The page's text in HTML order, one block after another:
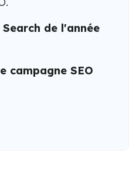
de l'année
campagne SEO